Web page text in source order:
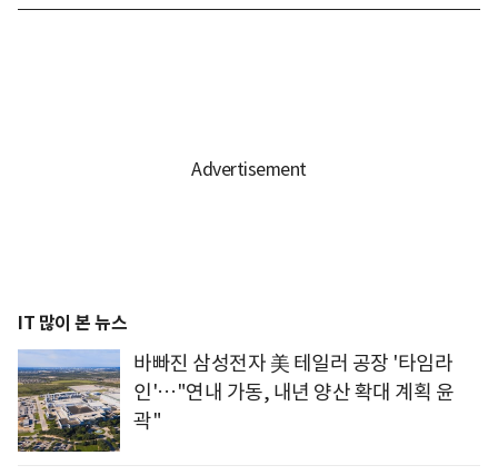
IT 많이 본 뉴스
바빠진 삼성전자 美 테일러 공장 '타임라
인'…"연내 가동, 내년 양산 확대 계획 윤
곽"